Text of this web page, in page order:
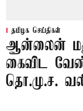
தமிழக செய்திகள்
ஆன்லைன்
கைவிட
தொ.மு.ச.